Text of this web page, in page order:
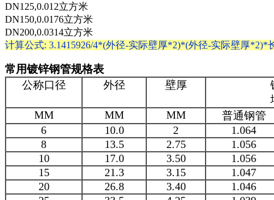
DN125,0.012立方米
DN150,0.0176立方米
DN200,0.0314立方米
计算公式: 3.1415926/4*(外径-实际壁厚*2)*(外径-实际壁厚*2)*
常用镀锌钢管规格表
公称口径
外径 壁厚
MM
MM MM
普通钢管
6
10.0 2
1.064
8
13.5 2.75
1.056
10
17.0 3.50
1.056
15
21.3 3.15
1.047
20
26.8 3.40
1.046